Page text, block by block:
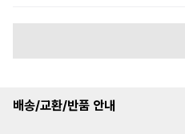
배송/교환/반품 안내